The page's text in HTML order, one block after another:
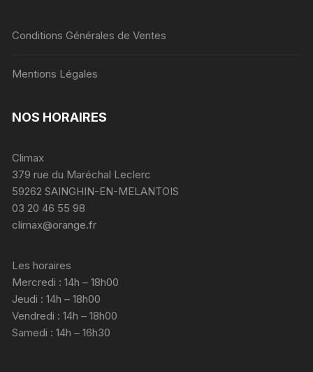
Conditions Générales de Ventes
Mentions Légales
NOS HORAIRES
Climax
379 rue du Maréchal Leclerc
59262 SAINGHIN-EN-MELANTOIS
03 20 46 55 98
climax@orange.fr
Les horaires
Mercredi : 14h – 18h00
Jeudi : 14h – 18h00
Vendredi : 14h – 18h00
Samedi : 14h – 16h30